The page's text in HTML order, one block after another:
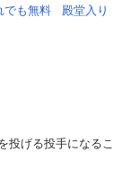
でも無料
殿堂入り
投げる投手になるこ